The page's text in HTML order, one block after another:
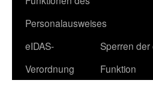
Personalausweises
eIDAS-
Verordnung
Sperren der
Funktion